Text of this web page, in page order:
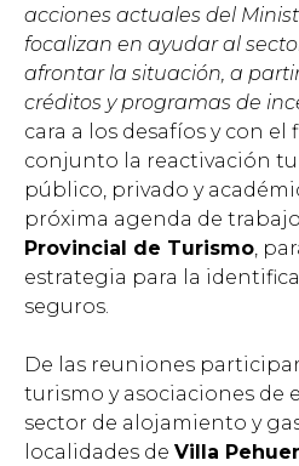
acciones actuales del
focalizan en ayudar al
afrontar la situación, a
créditos y programas de
cara a los desafíos y con
conjunto la reactivación
público, privado y
próxima agenda de
Provincial de Turismo,
estrategia para la
seguros.
De las reuniones
turismo y asociaciones de
sector de alojamiento y
localidades de Villa